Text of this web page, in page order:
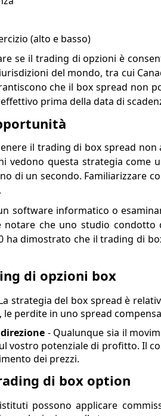
(alto e basso)
se il trading di opzioni è
del mondo, tra cui
che il box spread non
prima della data di
il trading di box spread
vedono questa strategia come
di un secondo. Familiarizzare
software informatico o
notare che uno studio
ha dimostrato che il trading di
di opzioni box
strategia del box spread è
le perdite in uno spread
- Qualunque sia il
vostro potenziale di profitto. Il
dei prezzi.
di box option
possono applicare